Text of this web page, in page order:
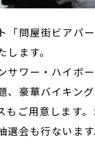
「問屋街ビアパ
ます。
サワー・ハイボ
、豪華バイキン
もご用意します
選会も行ないます